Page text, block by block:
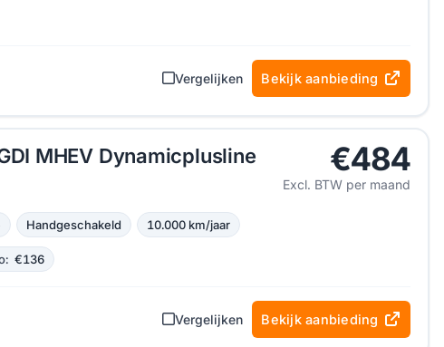
Vergelijken Bekijk aanbieding
MHEV Dynamicplusline €484
Excl. BTW per maand
Handgeschakeld 10.000 km/jaar
€136
Vergelijken Bekijk aanbieding